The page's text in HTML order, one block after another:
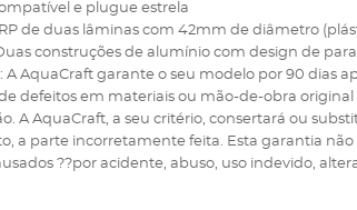
e plugue estrela
de duas lâminas com 42mm de diâmetro
construções de alumínio com design de
A AquaCraft garante o seu modelo por 90 dias
defeitos em materiais ou mão-de-obra original
A AquaCraft, a seu critério, consertará ou
a parte incorretamente feita. Esta garantia não
??por acidente, abuso, uso indevido,